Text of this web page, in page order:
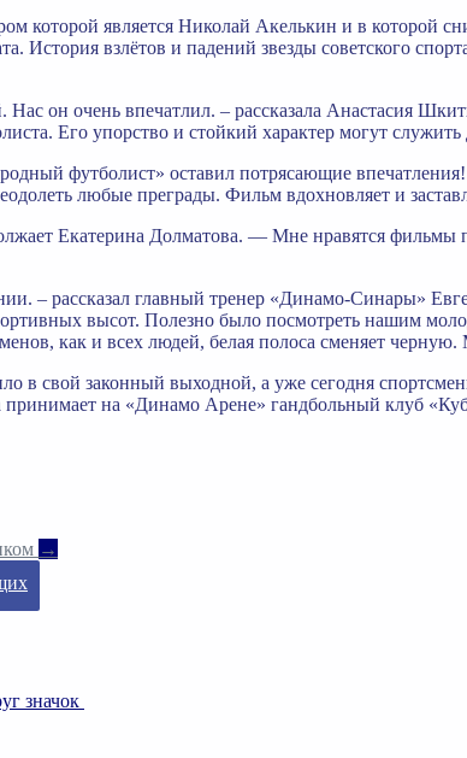
которой является Николай Акелькин и в которой
История взлётов и падений звезды советского
он очень впечатлил. – рассказала Анастасия
Его упорство и стойкий характер могут
футболист» оставил потрясающие
любые преграды. Фильм вдохновляет и
Екатерина Долматова. — Мне нравятся фильмы
– рассказал главный тренер «Динамо-Синары»
высот. Полезно было посмотреть нашим
как и всех людей, белая полоса сменяет
в свой законный выходной, а уже сегодня
на «Динамо Арене» гандбольный клуб
→